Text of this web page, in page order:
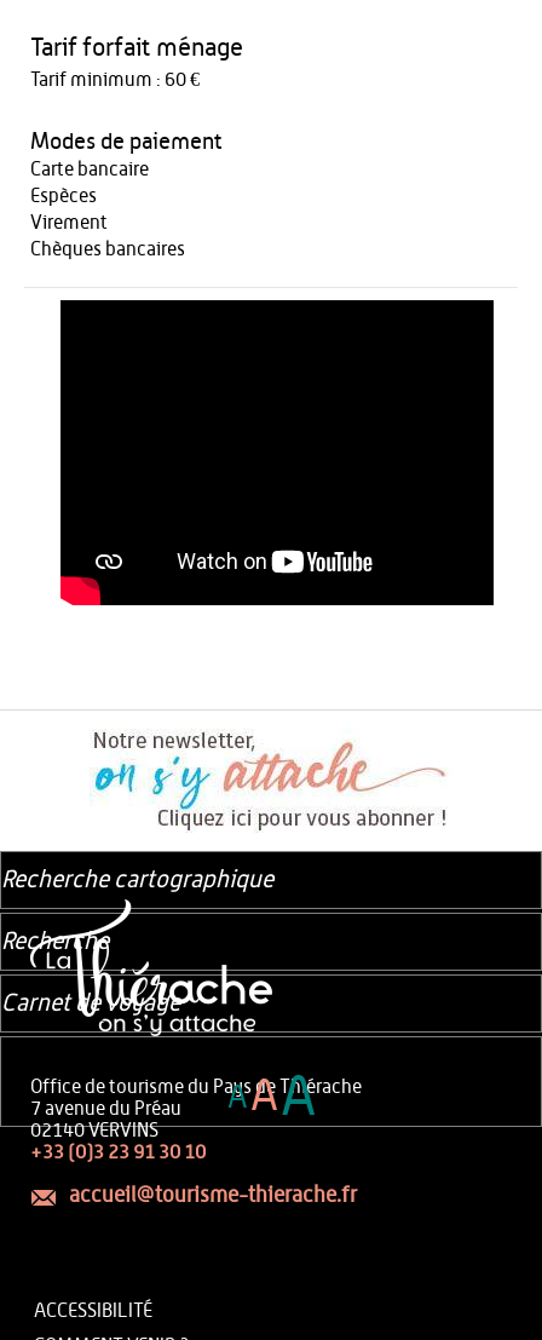
Tarif forfait ménage
Tarif minimum : 60 €
Modes de paiement
Carte bancaire
Espèces
Virement
Chèques bancaires
Office de tourisme du Pays de Thiérache
7 avenue du Préau
02140 VERVINS
+33 (0)3 23 91 30 10
accueil@tourisme-thierache.fr
ACCESSIBILITÉ
Recherche cartographique
Recherche
Carnet de voyage
AAA